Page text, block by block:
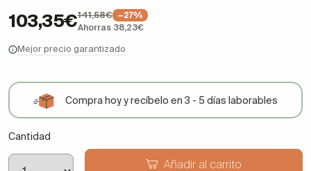
103,35€141,58€
−27%
Ahorras 38,23€
Mejor precio garantizado
Compra hoy y recíbelo en 3 - 5 días laborables
Cantidad
Añadir al carrito